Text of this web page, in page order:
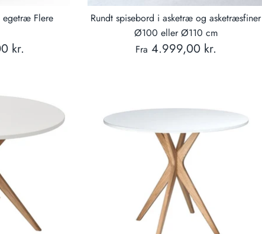
egetræ Flere
kr.
Rundt spisebord i asketræ og asketræsfiner
Ø100 eller Ø110 cm
Fra 4.999,00 kr.